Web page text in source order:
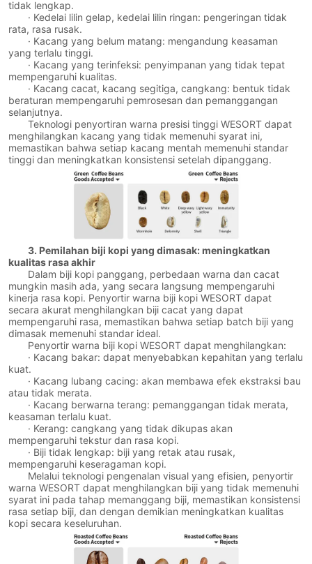
tidak lengkap.
· Kedelai lilin gelap, kedelai lilin ringan: pengeringan tidak
rata, rasa rusak.
· Kacang yang belum matang: mengandung keasaman
yang terlalu tinggi.
· Kacang yang terinfeksi: penyimpanan yang tidak tepat
mempengaruhi kualitas.
· Kacang cacat, kacang segitiga, cangkang: bentuk tidak
beraturan mempengaruhi pemrosesan dan pemanggangan
selanjutnya.
Teknologi penyortiran warna presisi tinggi WESORT dapat
menghilangkan kacang yang tidak memenuhi syarat ini,
memastikan bahwa setiap kacang mentah memenuhi standar
tinggi dan meningkatkan konsistensi setelah dipanggang.
3. Pemilahan biji kopi yang dimasak: meningkatkan
kualitas rasa akhir
Dalam biji kopi panggang, perbedaan warna dan cacat
mungkin masih ada, yang secara langsung mempengaruhi
kinerja rasa kopi. Penyortir warna biji kopi WESORT dapat
secara akurat menghilangkan biji cacat yang dapat
mempengaruhi rasa, memastikan bahwa setiap batch biji yang
dimasak memenuhi standar ideal.
Penyortir warna biji kopi WESORT dapat menghilangkan:
· Kacang bakar: dapat menyebabkan kepahitan yang terlalu
kuat.
· Kacang lubang cacing: akan membawa efek ekstraksi bau
atau tidak merata.
· Kacang berwarna terang: pemanggangan tidak merata,
keasaman terlalu kuat.
· Kerang: cangkang yang tidak dikupas akan
mempengaruhi tekstur dan rasa kopi.
· Biji tidak lengkap: biji yang retak atau rusak,
mempengaruhi keseragaman kopi.
Melalui teknologi pengenalan visual yang efisien, penyortir
warna WESORT dapat menghilangkan biji yang tidak memenuhi
syarat ini pada tahap memanggang biji, memastikan konsistensi
rasa setiap biji, dan dengan demikian meningkatkan kualitas
kopi secara keseluruhan.